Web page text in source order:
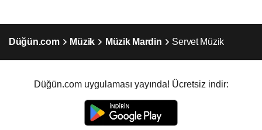
Düğün.com Müzik Müzik Mardin Servet Müzik
Düğün.com uygulaması yayında! Ücretsiz indir: